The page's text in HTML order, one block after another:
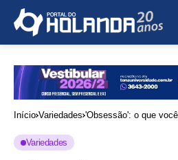
Início Variedades 'Obsessão': o que
Variedades